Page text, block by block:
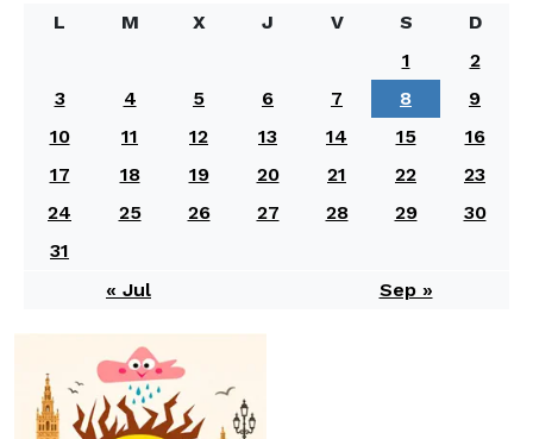
L
M X J V S
D
1
2
3
4 5 6 7 8
9
10
11 12 13 14 15
16
17
18 19 20 21 22
23
24
25 26 27 28 29
30
31
« Jul
Sep »